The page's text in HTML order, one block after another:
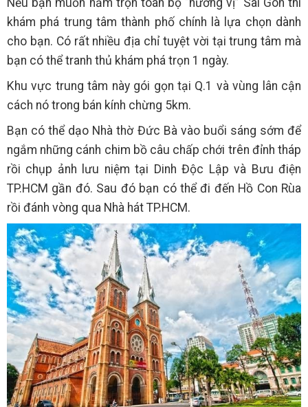
Nếu bạn muốn nắm trọn toàn bộ “hương vị” Sài Gòn thì
khám phá trung tâm thành phố chính là lựa chọn dành
cho bạn. Có rất nhiều địa chỉ tuyệt vời tại trung tâm mà
bạn có thể tranh thủ khám phá trọn 1 ngày.
Khu vực trung tâm này gói gọn tại Q.1 và vùng lân cận
cách nó trong bán kính chừng 5km.
Bạn có thể dạo Nhà thờ Đức Bà vào buổi sáng sớm để
ngắm những cánh chim bồ câu chấp chới trên đỉnh tháp
rồi chụp ảnh lưu niệm tại Dinh Độc Lập và Bưu điện
TP.HCM gần đó. Sau đó bạn có thể đi đến Hồ Con Rùa
rồi đánh vòng qua Nhà hát TP.HCM.